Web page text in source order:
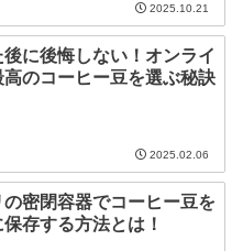
2025.10.21
後に後悔しない！オンライ
高のコーヒー豆を選ぶ秘訣
2025.02.06
の密閉容器でコーヒー豆を
存する方法とは！